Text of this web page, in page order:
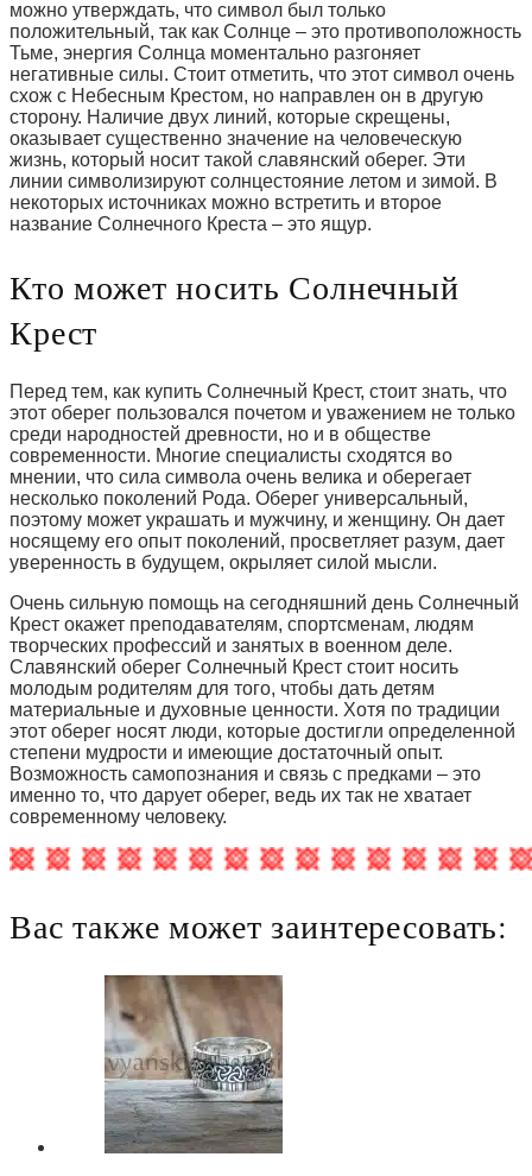
можно утверждать, что символ был только
положительный, так как Солнце – это противоположность
Тьме, энергия Солнца моментально разгоняет
негативные силы. Стоит отметить, что этот символ очень
схож с Небесным Крестом, но направлен он в другую
сторону. Наличие двух линий, которые скрещены,
оказывает существенно значение на человеческую
жизнь, который носит такой славянский оберег. Эти
линии символизируют солнцестояние летом и зимой. В
некоторых источниках можно встретить и второе
название Солнечного Креста – это ящур.
Кто может носить Солнечный
Крест
Перед тем, как купить Солнечный Крест, стоит знать, что
этот оберег пользовался почетом и уважением не только
среди народностей древности, но и в обществе
современности. Многие специалисты сходятся во
мнении, что сила символа очень велика и оберегает
несколько поколений Рода. Оберег универсальный,
поэтому может украшать и мужчину, и женщину. Он дает
носящему его опыт поколений, просветляет разум, дает
уверенность в будущем, окрыляет силой мысли.
Очень сильную помощь на сегодняшний день Солнечный
Крест окажет преподавателям, спортсменам, людям
творческих профессий и занятых в военном деле.
Славянский оберег Солнечный Крест стоит носить
молодым родителям для того, чтобы дать детям
материальные и духовные ценности. Хотя по традиции
этот оберег носят люди, которые достигли определенной
степени мудрости и имеющие достаточный опыт.
Возможность самопознания и связь с предками – это
именно то, что дарует оберег, ведь их так не хватает
современному человеку.
Вас также может заинтересовать: